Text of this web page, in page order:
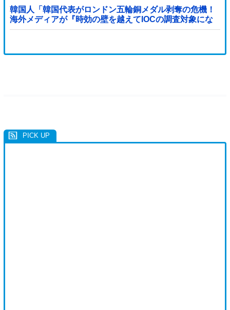
韓国人「韓国代表がロンドン五輪銅メダル剥奪の危機！
海外メディアが『時効の壁を越えてIOCの調査対象にな
り得る』と報道！」